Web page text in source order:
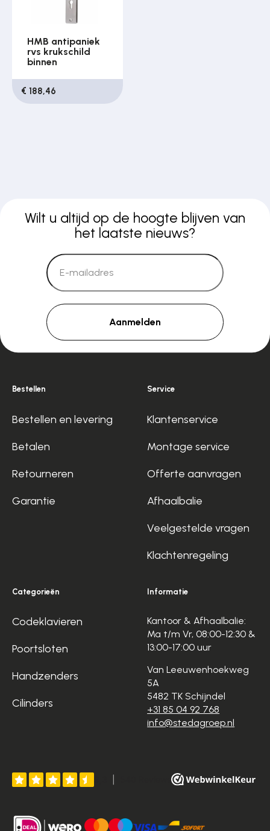
HMB antipaniek
rvs krukschild
binnen
€ 188,46
Wilt u altijd op de hoogte blijven van
het laatste nieuws?
Aanmelden
Bestellen
Bestellen en levering
Betalen
Retourneren
Garantie
Service
Klantenservice
Montage service
Offerte aanvragen
Afhaalbalie
Veelgestelde vragen
Klachtenregeling
Categorieën
Codeklavieren
Poortsloten
Handzenders
Cilinders
Informatie
Kantoor & Afhaalbalie:
Ma t/m Vr, 08:00-12:30 &
13:00-17:00 uur
Van Leeuwenhoekweg
5A
5482 TK Schijndel
+31 85 04 92 768
info@stedagroep.nl